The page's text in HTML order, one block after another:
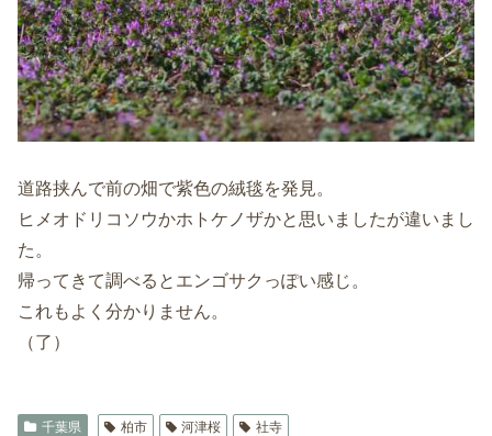
道路挟んで前の畑で紫色の絨毯を発見。
ヒメオドリコソウかホトケノザかと思いましたが違いまし
た。
帰ってきて調べるとエンゴサクっぽい感じ。
これもよく分かりません。
（了）
千葉県 柏市 河津桜 社寺